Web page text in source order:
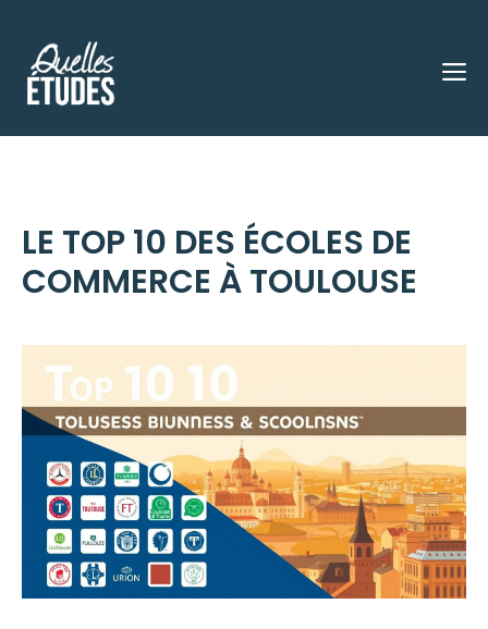
contenu
LE TOP 10 DES ÉCOLES DE
COMMERCE À TOULOUSE